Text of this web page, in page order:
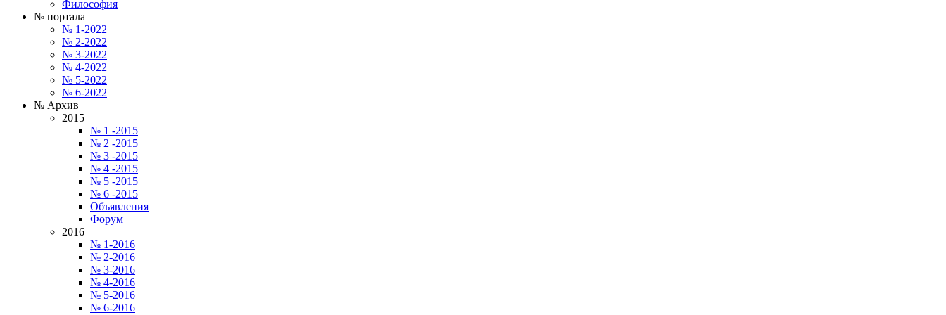
Философия
№ портала
№ 1-2022
№ 2-2022
№ 3-2022
№ 4-2022
№ 5-2022
№ 6-2022
№ Архив
2015
№ 1 -2015
№ 2 -2015
№ 3 -2015
№ 4 -2015
№ 5 -2015
№ 6 -2015
Объявления
Форум
2016
№ 1-2016
№ 2-2016
№ 3-2016
№ 4-2016
№ 5-2016
№ 6-2016